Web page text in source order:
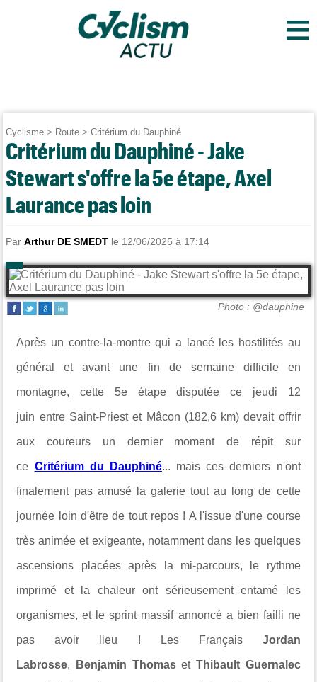
≡
Cyclisme > Route >Critérium du Dauphiné
Critérium du Dauphiné - Jake
Stewart s'offre la 5e étape, Axel
Laurance pas loin
ParArthur DE SMEDT le 12/06/2025 à 17:14
Photo : @dauphine
Après un contre-la-montre qui a lancé les hostilités au
général et avant une fin de semaine difficile en
montagne, cette 5e étape disputée ce jeudi 12
juin entre Saint-Priest et Mâcon (182,6 km) devait offrir
aux coureurs un dernier moment de répit sur
ce Critérium du Dauphiné... mais ces derniers n'ont
finalement pas amusé la galerie tout au long de cette
journée loin d'être de tout repos ! A l'issue d'une course
très animée et exigeante, notamment dans les quelques
ascensions placées après la mi-parcours, le rythme
imprimé et la chaleur ont sérieusement entamé les
organismes, et le sprint massif annoncé a bien failli ne
pas avoir lieu ! Les Français Jordan
Labrosse, Benjamin Thomaset Thibault Guernalec